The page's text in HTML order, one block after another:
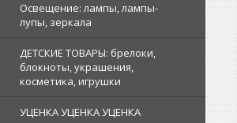
Освещение: лампы, лампы-
лупы, зеркала
ДЕТСКИЕ ТОВАРЫ: брелоки,
блокноты, украшения,
косметика, игрушки
УЦЕНКА УЦЕНКА УЦЕНКА